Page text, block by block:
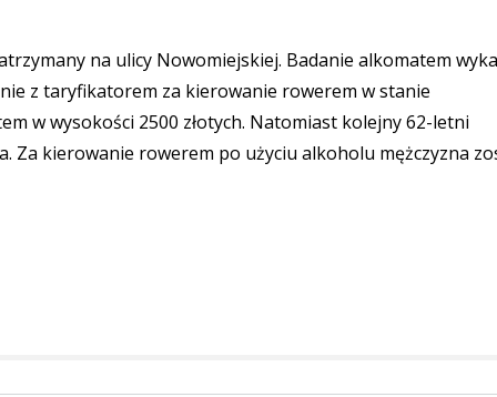
na ulicy Nowomiejskiej. Badanie alkomatem
z taryfikatorem za kierowanie rowerem w stanie
w wysokości 2500 złotych. Natomiast kolejny 62-letni
Za kierowanie rowerem po użyciu alkoholu mężczyzna